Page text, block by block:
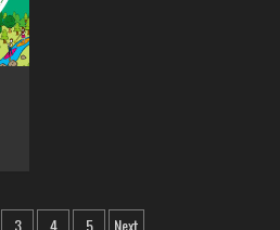
3 4 5 Next